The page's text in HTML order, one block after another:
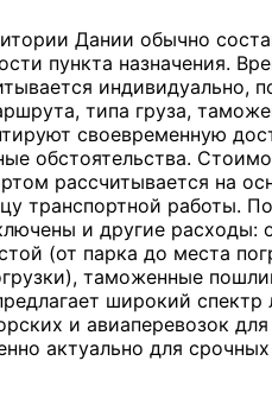
Дании обычно
пункта назначения.
индивидуально,
типа груза,
своевременную
обстоятельства.
рассчитывается на
транспортной работы.
и другие расходы:
(от парка до места
таможенные
широкий спектр
и авиаперевозок
актуально для